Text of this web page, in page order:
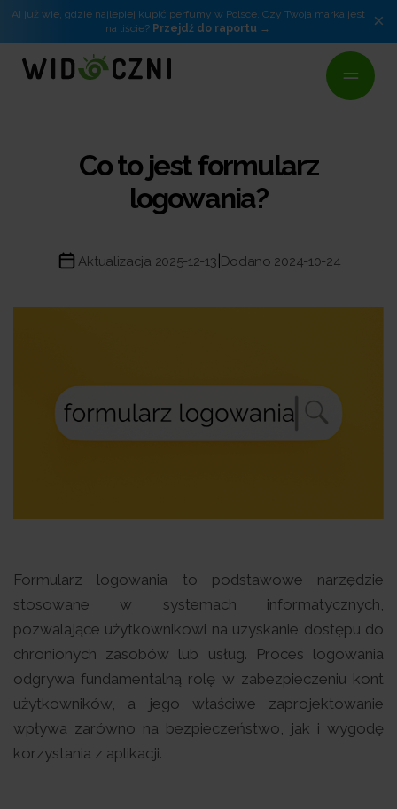
AI już wie, gdzie najlepiej kupić perfumy w Polsce. Czy Twoja marka jest
na liście? Przejdź do raportu ×
Co to jest formularz
logowania?
Aktualizacja 2025-12-13 Dodano 2024-10-24
Formularz logowania to podstawowe narzędzie
stosowane w systemach informatycznych,
pozwalające użytkownikowi na uzyskanie dostępu do
chronionych zasobów lub usług. Proces logowania
odgrywa fundamentalną rolę w zabezpieczeniu kont
użytkowników, a jego właściwe zaprojektowanie
wpływa zarówno na bezpieczeństwo, jak i wygodę
korzystania z aplikacji.